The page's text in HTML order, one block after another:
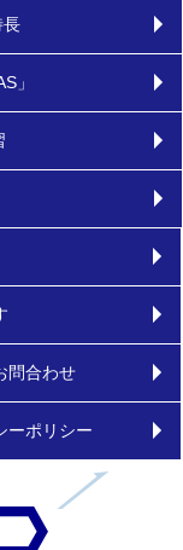
長
」
問合わせ
ーポリシー